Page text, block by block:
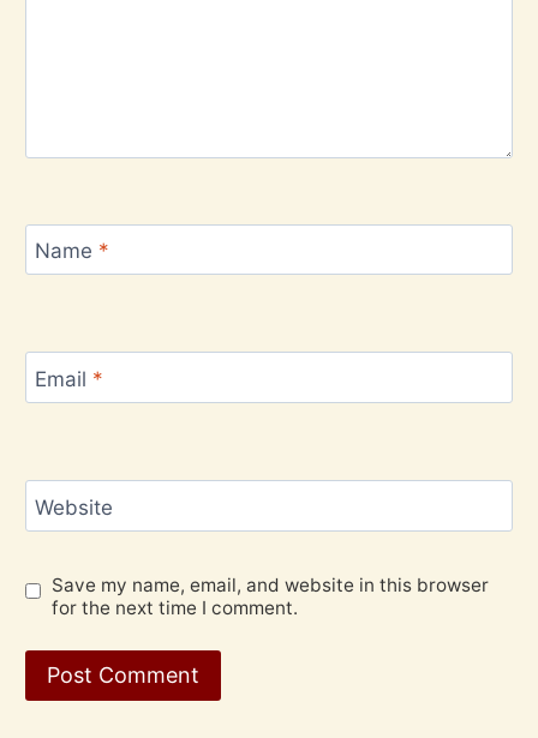
Name *
Email *
Website
Save my name, email, and website in this browser
for the next time I comment.